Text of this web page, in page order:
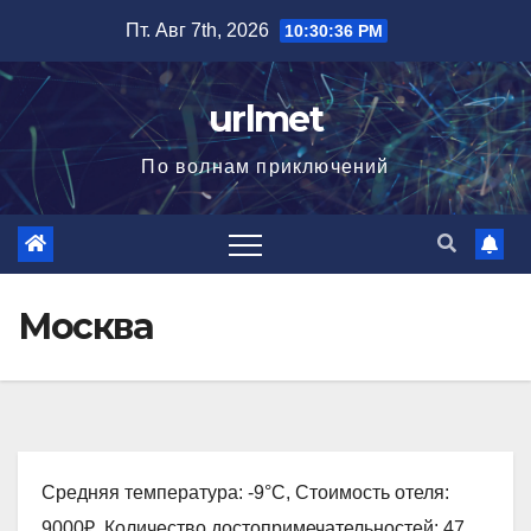
содержимому
Пт. Авг 7th, 2026 10:30:37 PM
urlmet
По волнам приключений
Москва
Средняя температура: -9°C, Стоимость отеля: